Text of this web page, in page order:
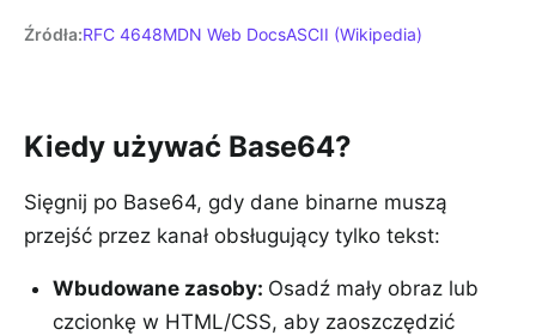
Źródła:RFC 4648MDN Web DocsASCII (Wikipedia)
Kiedy używać Base64?
Sięgnij po Base64, gdy dane binarne muszą
przejść przez kanał obsługujący tylko tekst:
Wbudowane zasoby: Osadź mały obraz lub
czcionkę w HTML/CSS, aby zaoszczędzić